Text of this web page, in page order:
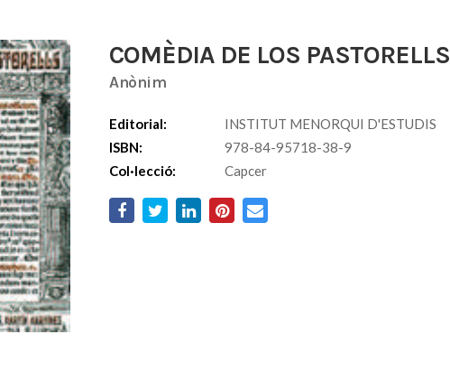
COMÈDIA DE LOS PASTORELLS
Anònim
Editorial:
INSTITUT MENORQUI D'ESTUDIS
ISBN:
978-84-95718-38-9
Col·lecció:
Capcer